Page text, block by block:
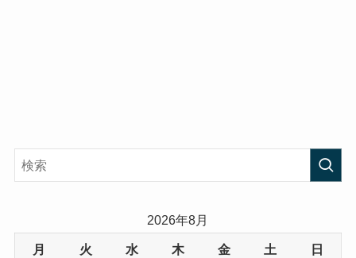
2026年8月
月 火 水 木 金 土 日